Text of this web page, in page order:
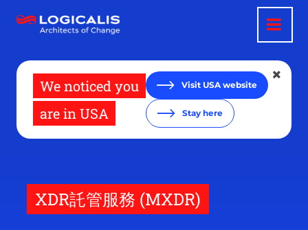
We noticed you
are in USA
Visit USA website
Stay here
XDR託管服務 (MXDR)